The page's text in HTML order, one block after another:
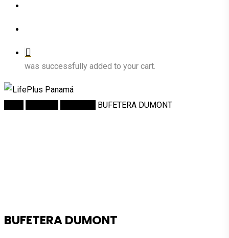
was successfully added to your cart.
BUFETERA DUMONT
BUFETERA DUMONT